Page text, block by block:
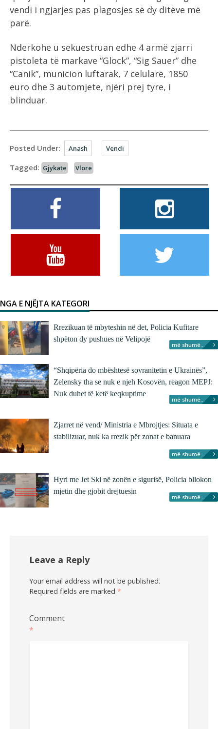
vendi i ngjarjes pas plagosjes së dy ditëve më
parë.
Nderkohe u sekuestruan edhe 4 armë zjarri
pistoleta të markave “Glock”, “Sig Sauer” dhe
“Canik”, municion luftarak, 7 celularë, 1850
euro dhe 3 automjete, njëri prej tyre, i
blinduar.
Posted Under: Anash Vendi
Tagged: Gjykate Vlore
NGA E NJËJTA KATEGORI
Rrezikuan të mbyteshin në det, Policia Kufitare
shpëton dy pushues në Velipojë
më shumë...
“Shqipëria do mbështesë sovranitetin e Ukrainës”,
Zelensky tha se nuk e njeh Kosovën, reagon MEPJ:
Nuk duhet të ketë keqkuptime
më shumë...
Zjarret në vend/ Ministria e Mbrojtjes: Situata e
stabilizuar, nuk ka rrezik për zonat e banuara
më shumë...
Hyri me Jet Ski në zonën e sigurisë, Policia bllokon
mjetin dhe gjobit drejtuesin
më shumë...
Leave a Reply
Your email address will not be published.
Required fields are marked *
Comment
*